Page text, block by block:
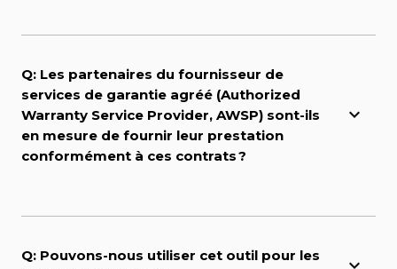
Q: Les partenaires du fournisseur de
services de garantie agréé (Authorized
Warranty Service Provider, AWSP) sont-ils
en mesure de fournir leur prestation
conformément à ces contrats ?
Q: Pouvons-nous utiliser cet outil pour les